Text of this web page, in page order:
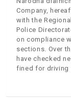
Company,
with the
Police
on compliance
sections. Over
have checked
fined for driving